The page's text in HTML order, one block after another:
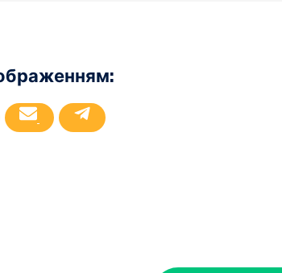
SПоділитися
на
Електронна
SПоділитися
Телеграма